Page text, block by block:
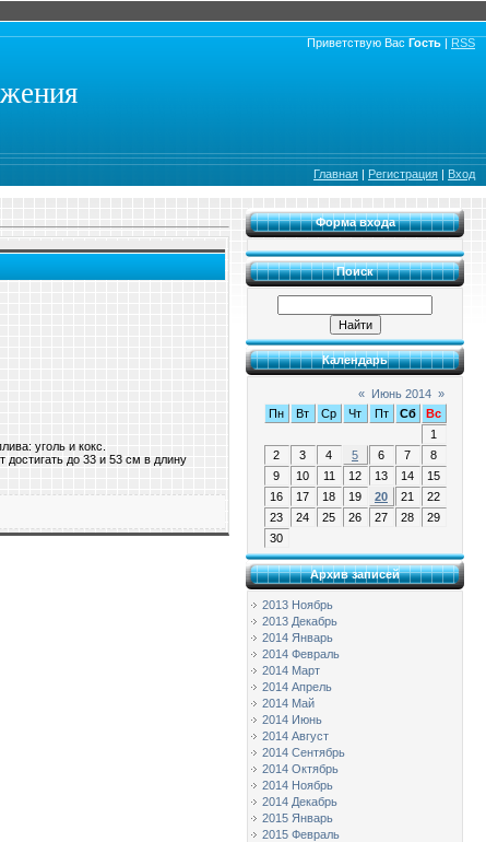
Приветствую Вас Гость | RSS
Главная | Регистрация | Вход
уголь и кокс.
достигать до 33 и 53 см в длину
Форма входа
Поиск
Календарь
« Июнь 2014 »
Пн
Вт Ср Чт Пт Сб
Вс
1
2
3 4 5 6 7
8
9
10 11 12 13 14
15
16
17 18 19 20 21
22
23
24 25 26 27 28
29
30
Архив записей
2013 Ноябрь
2013 Декабрь
2014 Январь
2014 Февраль
2014 Март
2014 Апрель
2014 Май
2014 Июнь
2014 Август
2014 Сентябрь
2014 Октябрь
2014 Ноябрь
2014 Декабрь
2015 Январь
2015 Февраль